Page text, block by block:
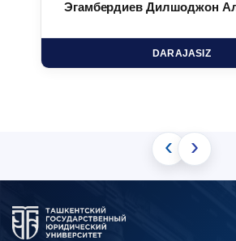
Эгамбердиев Дилшоджон
DARAJASIZ
‹ ›